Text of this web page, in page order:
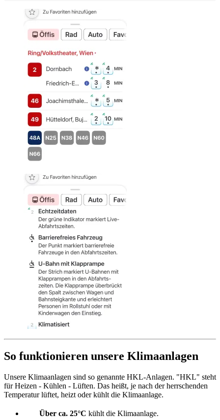
So funktionieren unsere Klimaanlagen
Unsere Klimaanlagen sind so genannte HKL-Anlagen. "HKL" steht
für Heizen - Kühlen - Lüften. Das heißt, je nach der herrschenden
Temperatur lüftet, heizt oder kühlt die Klimaanlage.
Über ca. 25°C kühlt die Klimaanlage.